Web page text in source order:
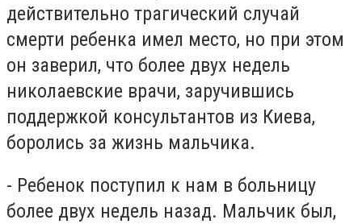
действительно трагический случай
смерти ребенка имел место, но при этом
он заверил, что более двух недель
николаевские врачи, заручившись
поддержкой консультантов из Киева,
боролись за жизнь мальчика.
- Ребенок поступил к нам в больницу
более двух недель назад. Мальчик был,